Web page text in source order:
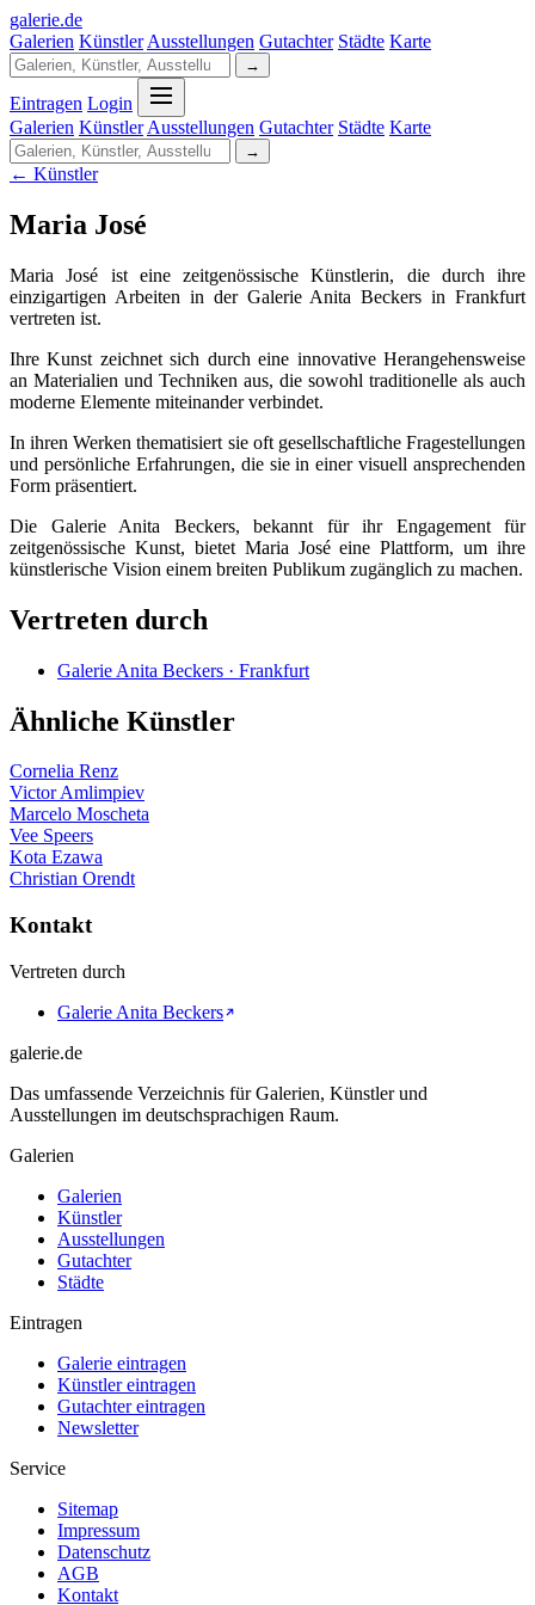
galerie.de
Galerien Künstler Ausstellungen Gutachter Städte Karte
→
Eintragen Login
Galerien Künstler Ausstellungen Gutachter Städte Karte
→
← Künstler
Maria José
Maria José ist eine zeitgenössische Künstlerin, die durch ihre
einzigartigen Arbeiten in der Galerie Anita Beckers in Frankfurt
vertreten ist.
Ihre Kunst zeichnet sich durch eine innovative Herangehensweise
an Materialien und Techniken aus, die sowohl traditionelle als auch
moderne Elemente miteinander verbindet.
In ihren Werken thematisiert sie oft gesellschaftliche Fragestellungen
und persönliche Erfahrungen, die sie in einer visuell ansprechenden
Form präsentiert.
Die Galerie Anita Beckers, bekannt für ihr Engagement für
zeitgenössische Kunst, bietet Maria José eine Plattform, um ihre
künstlerische Vision einem breiten Publikum zugänglich zu machen.
Vertreten durch
Galerie Anita Beckers · Frankfurt
Ähnliche Künstler
Cornelia Renz
Victor Amlimpiev
Marcelo Moscheta
Vee Speers
Kota Ezawa
Christian Orendt
Kontakt
Vertreten durch
Galerie Anita Beckers
galerie.de
Das umfassende Verzeichnis für Galerien, Künstler und
Ausstellungen im deutschsprachigen Raum.
Galerien
Galerien
Künstler
Ausstellungen
Gutachter
Städte
Eintragen
Galerie eintragen
Künstler eintragen
Gutachter eintragen
Newsletter
Service
Sitemap
Impressum
Datenschutz
AGB
Kontakt